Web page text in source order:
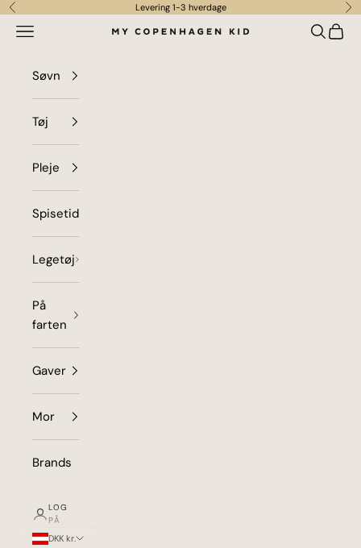
Spring til indhold
Forrige Levering 1-3 hverdage
my copenhagen kid
Menu Søg
Søvn
Tøj
Pleje
Spisetid
Legetøj
På
farten
Gaver
Mor
Brands
LOG
PÅ
DKK kr.